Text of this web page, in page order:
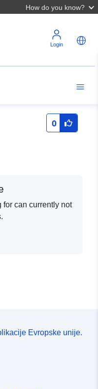
How do you know?
Login
0
for can currently not
Evropske unije.